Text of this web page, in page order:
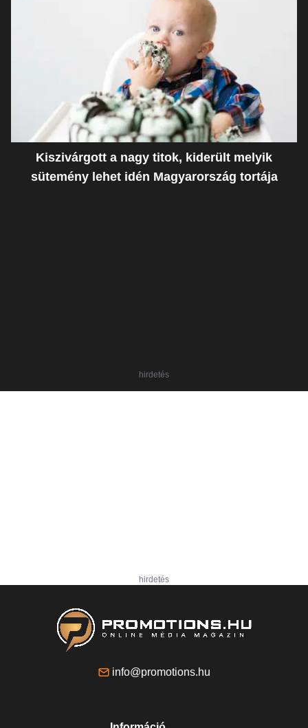
Kiszivárgott a nagy titok, kiderült melyik
sütemény lehet idén Magyarország tortája
hirdetés
hirdetés
info@promotions.hu